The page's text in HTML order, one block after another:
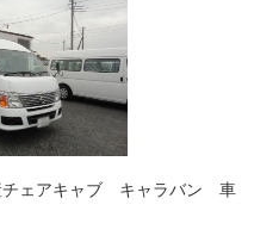
ェアキャブ キャラバン 車